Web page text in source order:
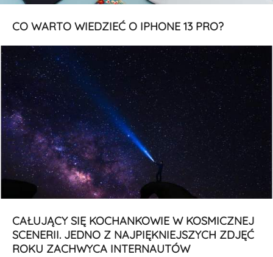
CO WARTO WIEDZIEĆ O IPHONE 13 PRO?
CAŁUJĄCY SIĘ KOCHANKOWIE W KOSMICZNEJ
SCENERII. JEDNO Z NAJPIĘKNIEJSZYCH ZDJĘĆ
ROKU ZACHWYCA INTERNAUTÓW